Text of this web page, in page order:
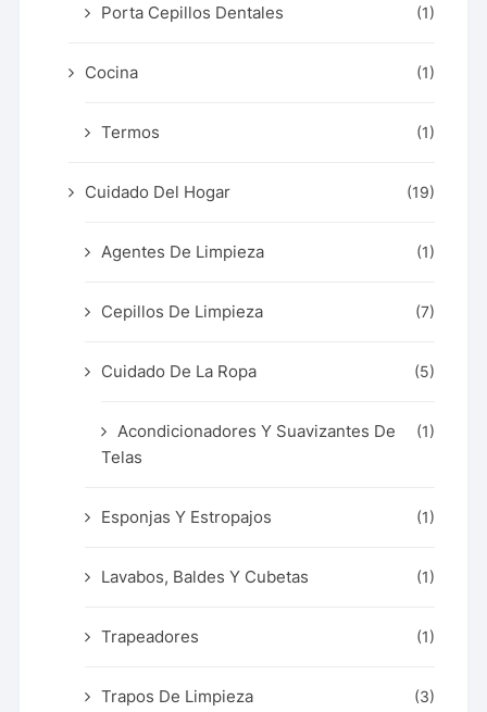
Porta Cepillos Dentales (1)
Cocina (1)
Termos (1)
Cuidado Del Hogar (19)
Agentes De Limpieza (1)
Cepillos De Limpieza (7)
Cuidado De La Ropa (5)
Acondicionadores Y Suavizantes De
Telas
(1)
Esponjas Y Estropajos (1)
Lavabos, Baldes Y Cubetas (1)
Trapeadores (1)
Trapos De Limpieza (3)